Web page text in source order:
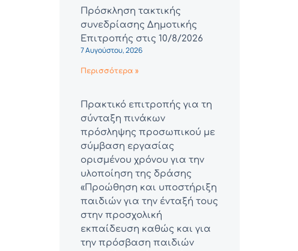
Πρόσκληση τακτικής
συνεδρίασης Δημοτικής
Επιτροπής στις 10/8/2026
7 Αυγούστου, 2026
Περισσότερα »
Πρακτικό επιτροπής για τη
σύνταξη πινάκων
πρόσληψης προσωπικού με
σύμβαση εργασίας
ορισμένου χρόνου για την
υλοποίηση της δράσης
«Προώθηση και υποστήριξη
παιδιών για την ένταξή τους
στην προσχολική
εκπαίδευση καθώς και για
την πρόσβαση παιδιών